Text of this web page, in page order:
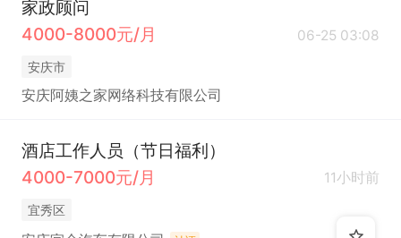
家政顾问
4000-8000元/月
06-25 03:08
安庆市
安庆阿姨之家网络科技有限公司
酒店工作人员（节日福利）
4000-7000元/月
11小时前
宜秀区